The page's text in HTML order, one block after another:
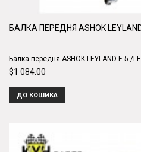
БАЛКА ПЕРЕДНЯ ASHOK
Балка передня ASHOK LEYLAND Е-5 /
$1 084.00
ДО КОШИКА